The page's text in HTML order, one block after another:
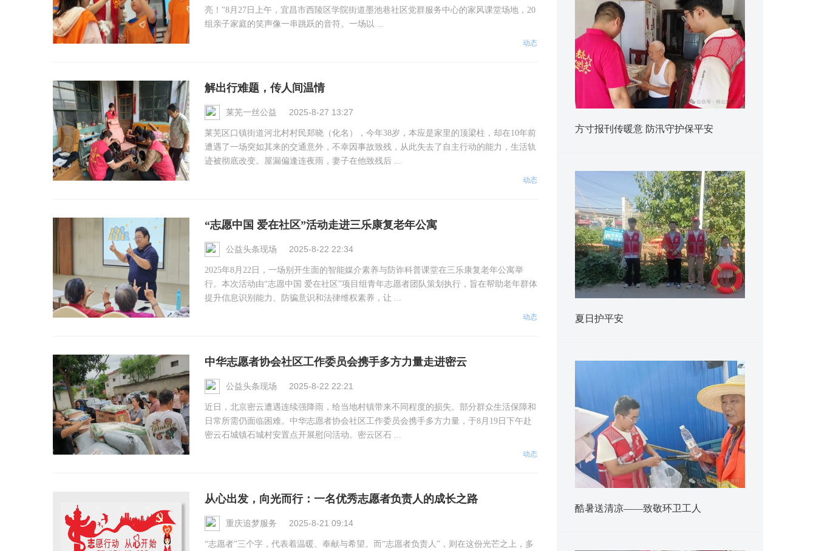
亮！"8月27日上午，宜昌市西陵区学院街道墨池巷社区党群服务中心的家风课堂场地，20
组亲子家庭的笑声像一串跳跃的音符。一场以 ...
动态
解出行难题，传人间温情
莱芜一丝公益 2025-8-27 13:27
莱芜区口镇街道河北村村民郑晓（化名），今年38岁，本应是家里的顶梁柱，却在10年前
遭遇了一场突如其来的交通意外，不幸因事故致残，从此失去了自主行动的能力，生活轨
迹被彻底改变。屋漏偏逢连夜雨，妻子在他致残后 ...
动态
“志愿中国 爱在社区”活动走进三乐康复老年公寓
公益头条现场 2025-8-22 22:34
2025年8月22日，一场别开生面的智能媒介素养与防诈科普课堂在三乐康复老年公寓举
行。本次活动由“志愿中国 爱在社区”项目组青年志愿者团队策划执行，旨在帮助老年群体
提升信息识别能力、防骗意识和法律维权素养，让 ...
动态
中华志愿者协会社区工作委员会携手多方力量走进密云
公益头条现场 2025-8-22 22:21
近日，北京密云遭遇连续强降雨，给当地村镇带来不同程度的损失。部分群众生活保障和
日常所需仍面临困难。中华志愿者协会社区工作委员会携手多方力量，于8月19日下午赴
密云石城镇石城村安置点开展慰问活动。密云区石 ...
动态
从心出发，向光而行：一名优秀志愿者负责人的成长之路
重庆追梦服务 2025-8-21 09:14
“志愿者”三个字，代表着温暖、奉献与希望。而“志愿者负责人”，则在这份光芒之上，多
方寸报刊传暖意 防汛守护保平安
夏日护平安
酷暑送清凉——致敬环卫工人